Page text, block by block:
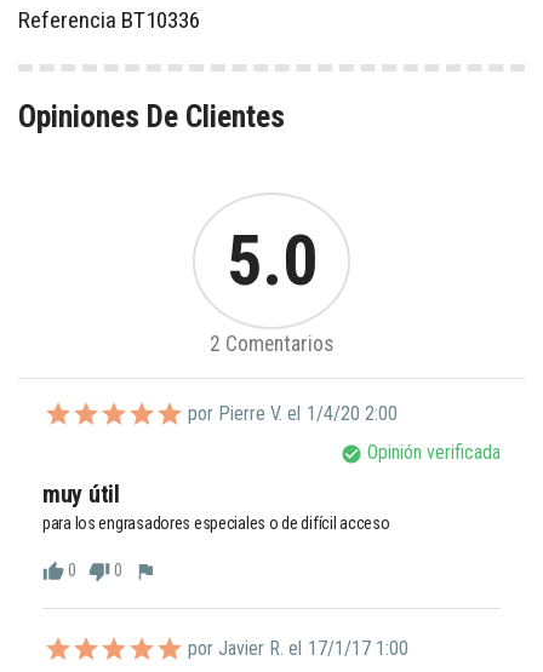
Referencia BT10336
Opiniones De Clientes
5.0
2 Comentarios
por Pierre V. el 1/4/20 2:00
check_circle Opinión verificada
muy útil
para los engrasadores especiales o de difícil acceso
thumb_up0 thumb_down0 flag
por Javier R. el 17/1/17 1:00